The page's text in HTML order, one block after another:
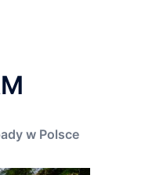
w Polsce